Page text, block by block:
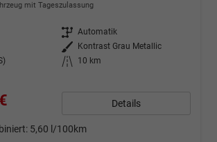
mit Tageszulassung
Getriebe Automatik
Außenfarbe
Kontrast Grau Metallic
Kilometerstand
10 km
Details
5,60 l/100km